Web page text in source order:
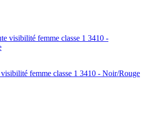
femme classe 1 3410 - Noir/Rouge